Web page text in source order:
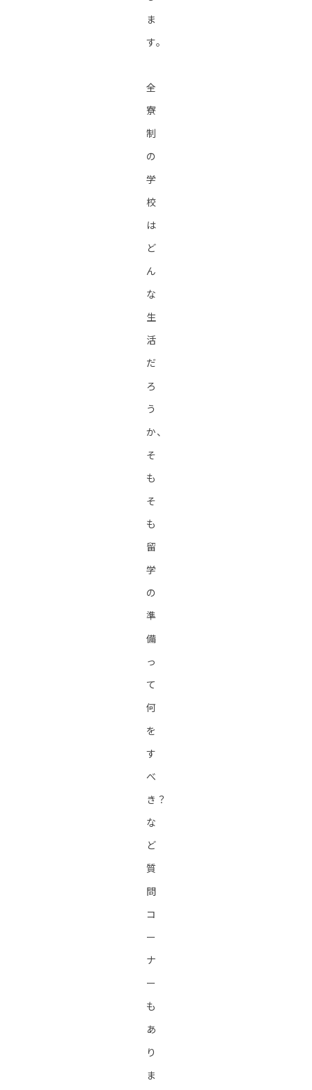
ま
す。
全
寮
制
の
学
校
は
ど
ん
な
生
活
だ
ろ
う
か、
そ
も
そ
も
留
学
の
準
備
っ
て
何
を
す
べ
き？
な
ど
質
問
コ
ー
ナ
ー
も
あ
り
ま